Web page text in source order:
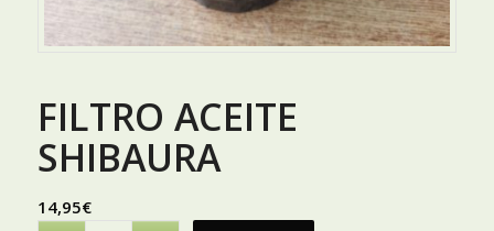
FILTRO ACEITE
SHIBAURA
14,95€